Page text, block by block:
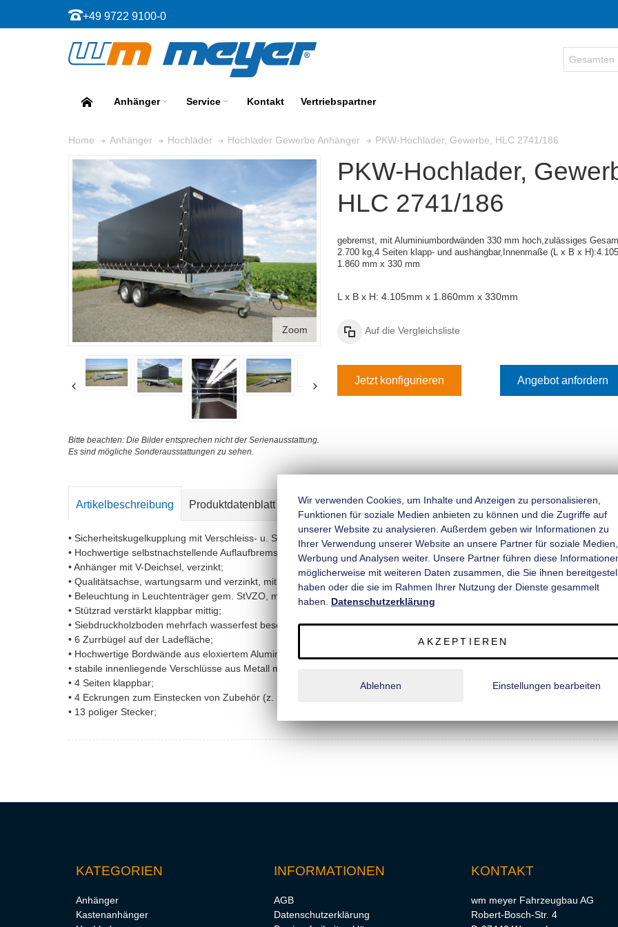
+49 9722 9100-0
Anhänger Service Kontakt Vertriebspartner
Home Anhänger Hochlader Hochlader Gewerbe Anhänger PKW-Hochlader, Gewerbe, HLC 2741/186
Zoom
Bitte beachten: Die Bilder entsprechen nicht der Serienausstattung.
Es sind mögliche Sonderausstattungen zu sehen.
PKW-Hochlader,
HLC 2741/186
gebremst, mit Aluminiumbordwänden 330 mm hoch,zulässiges
2.700 kg,4 Seiten klapp- und aushängbar, Innenmaße (L x B x H):
1.860 mm x 330 mm
L x B x H: 4.105mm x 1.860mm x 330mm
Auf die Vergleichsliste
Jetzt konfigurieren Angebot anfordern
Artikelbeschreibung Produktdatenblatt Konfigurieren & Bestellen Angebot einholen
• Sicherheitskugelkupplung mit Verschleiss- u. Sicherungsanzeige;
• Hochwertige selbstnachstellende Auflaufbremse mit Rückfahrautomatik;
• Anhänger mit V-Deichsel, verzinkt;
• Qualitätsachse, wartungsarm und verzinkt, mit Gummifederung für besseres Fahrverhalten;
• Beleuchtung in Leuchtenträger gem. StVZO, mit Nebelschlussleuchte u. Rückfahrscheinwerfer;
• Stützrad verstärkt klappbar mittig;
• Siebdruckholzboden mehrfach wasserfest beschichtet und rutschhemmend, Schnittkanten versiegelt;
• 6 Zurrbügel auf der Ladefläche;
• Hochwertige Bordwände aus eloxiertem Aluminium, doppelwandig (Stärke: 25 mm, Höhe: 330 mm);
• stabile innenliegende Verschlüsse aus Metall mit Feder;
• 4 Seiten klappbar;
• 4 Eckrungen zum Einstecken von Zubehör (z. B. Bordwanderhöhung, Planenaufbau);
• 13 poliger Stecker;
KATEGORIEN
Anhänger
Kastenanhänger
INFORMATIONEN
AGB
Datenschutzerklärung
KONTAKT
wm meyer Fahrzeugbau AG
Robert-Bosch-Str. 4
Wir verwenden Cookies, um Inhalte und Anzeigen zu personalisieren,
Funktionen für soziale Medien anbieten zu können und die Zugriffe auf
unserer Website zu analysieren. Außerdem geben wir Informationen zu
Ihrer Verwendung unserer Website an unsere Partner für soziale Medien,
Werbung und Analysen weiter. Unsere Partner führen diese
möglicherweise mit weiteren Daten zusammen, die Sie ihnen
haben oder die sie im Rahmen Ihrer Nutzung der Dienste gesammelt
haben. Datenschutzerklärung
AKZEPTIEREN
Ablehnen Einstellungen bearbeiten